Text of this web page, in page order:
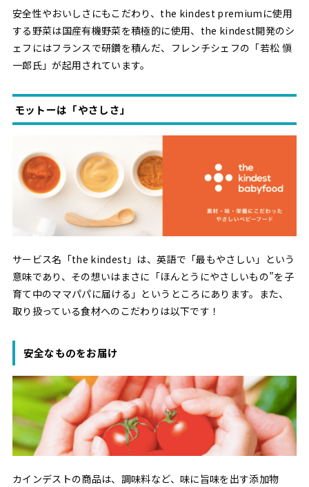
安全性やおいしさにもこだわり、the kindest premiumに使用
する野菜は国産有機野菜を積極的に使用、the kindest開発のシ
ェフにはフランスで研鑽を積んだ、フレンチシェフの「若松 愼
一郎氏」が起用されています。
モットーは「やさしさ」
サービス名「the kindest」は、英語で「最もやさしい」という
意味であり、その想いはまさに「ほんとうにやさしいもの”を子
育て中のママパパに届ける」というところにあります。また、
取り扱っている食材へのこだわりは以下です！
安全なものをお届け
カインデストの商品は、調味料など、味に旨味を出す添加物